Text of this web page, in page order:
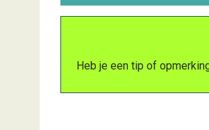
Heb je een tip of